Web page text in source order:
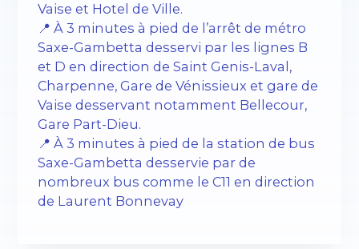
Vaise et Hotel de Ville.
📍 À 3 minutes à pied de l’arrêt de métro
Saxe-Gambetta desservi par les lignes B
et D en direction de Saint Genis-Laval,
Charpenne, Gare de Vénissieux et gare de
Vaise desservant notamment Bellecour,
Gare Part-Dieu.
📍 À 3 minutes à pied de la station de bus
Saxe-Gambetta desservie par de
nombreux bus comme le C11 en direction
de Laurent Bonnevay